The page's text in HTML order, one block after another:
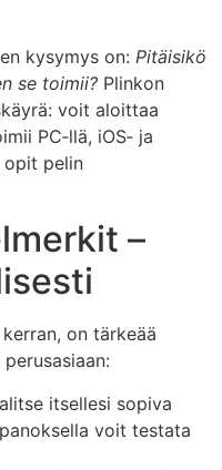
kysymys on: Pitäisikö
se toimii? Plinkon
voit aloittaa
PC‑llä, iOS‑ ja
opit pelin
–
on tärkeää
itsellesi sopiva
voit testata